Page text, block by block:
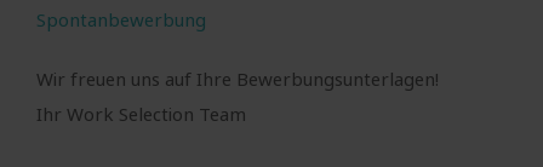
Spontanbewerbung
Wir freuen uns auf Ihre Bewerbungsunterlagen!
Ihr Work Selection Team